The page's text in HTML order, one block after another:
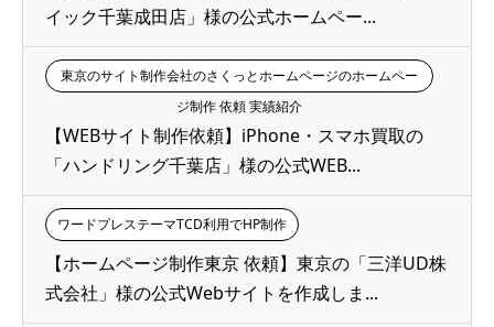
イック千葉成田店」様の公式ホームペー...
東京のサイト制作会社のさくっとホームページのホームペー
ジ制作 依頼 実績紹介
【WEBサイト制作依頼】iPhone・スマホ買取の
「ハンドリング千葉店」様の公式WEB...
ワードプレステーマTCD利用でHP制作
【ホームページ制作東京 依頼】東京の「三洋UD株
式会社」様の公式Webサイトを作成しま...